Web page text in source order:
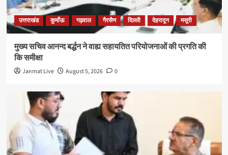
उत्तराखंड कुमाँऊ गढ़वाल गैरसैण दिल्ली देहरादून मसूरी
मुख्य सचिव आनन्द बर्द्धन ने वाह्य सहायतित परियोजनाओं की प्रगति की
कि समीक्षा
Janmat Live August 5, 2026 0